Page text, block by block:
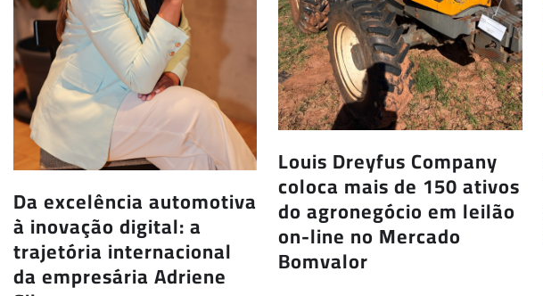
Da excelência automotiva
à inovação digital: a
trajetória internacional
da empresária Adriene
Louis Dreyfus Company
coloca mais de 150 ativos
do agronegócio em leilão
on-line no Mercado
Bomvalor